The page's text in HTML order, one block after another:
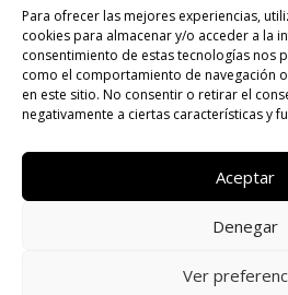
Para ofrecer las mejores experiencias,
cookies para almacenar y/o acceder a la
consentimiento de estas tecnologías nos
como el comportamiento de navegación
en este sitio. No consentir o retirar el
negativamente a ciertas características y
Aceptar
Denegar
Ver
Copyright © 2024 | Quesos